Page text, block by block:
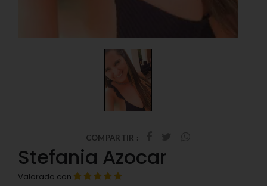
COMPARTIR :
Stefania Azocar
Valorado con